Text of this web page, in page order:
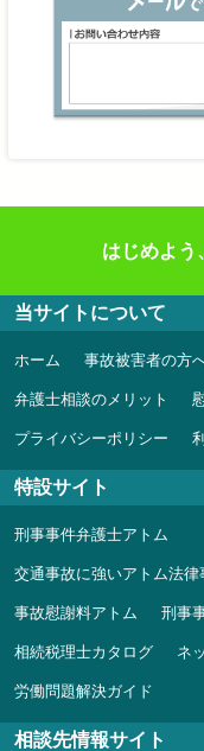
はじめよう
当サイトについて
ホーム 事故被害者の方
弁護士相談のメリット
プライバシーポリシー
特設サイト
刑事事件弁護士アトム
交通事故に強いアトム法
事故慰謝料アトム 刑事
相続税理士カタログ ネ
労働問題解決ガイド
相談先情報サイト